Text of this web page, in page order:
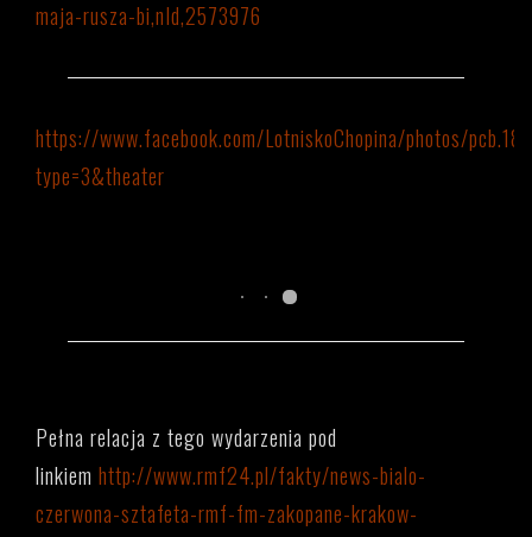
maja-rusza-bi,nId,2573976
https://www.facebook.com/LotniskoChopina/photos/
type=3&theater
Pełna relacja z tego wydarzenia pod
linkiem http://www.rmf24.pl/fakty/news-bialo-
czerwona-sztafeta-rmf-fm-zakopane-krakow-